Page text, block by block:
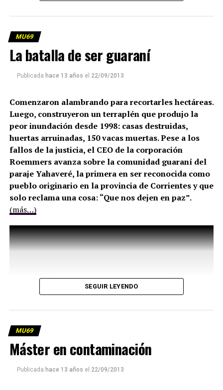
MU69
La batalla de ser guaraní
Publicada hace 13 años el 22/09/2013
Comenzaron alambrando para recortarles hectáreas.
Luego, construyeron un terraplén que produjo la
peor inundación desde 1998: casas destruidas,
huertas arruinadas, 150 vacas muertas. Pese a los
fallos de la justicia, el CEO de la corporación
Roemmers avanza sobre la comunidad guaraní del
paraje Yahaveré, la primera en ser reconocida como
pueblo originario en la provincia de Corrientes y que
solo reclama una cosa: “Que nos dejen en paz”.
(más…)
SEGUIR LEYENDO
MU69
Máster en contaminación
Publicada hace 13 años el 22/09/2013